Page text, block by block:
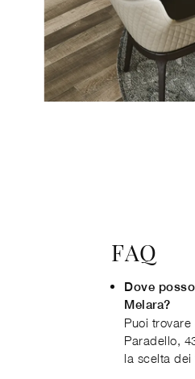
FAQ
Dove
Melara?
Puoi
Paradello,
la scelta dei